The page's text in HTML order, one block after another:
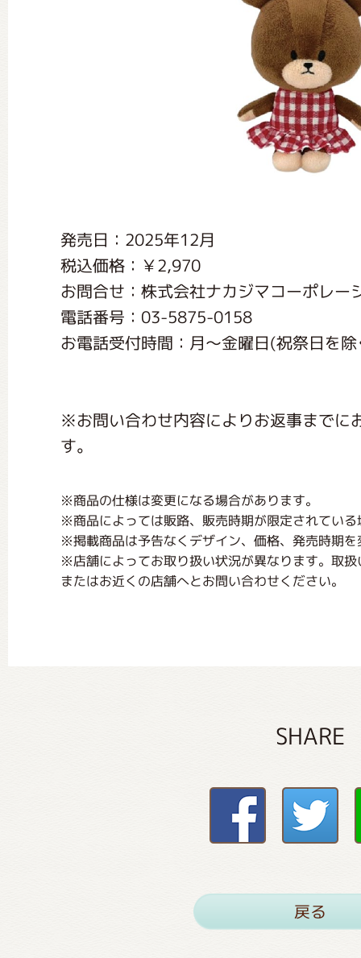
発売日：2025年12月
税込価格：￥2,970
お問合せ：株式会社ナカジマコーポレー
電話番号：03-5875-0158
お電話受付時間：月〜金曜日(祝祭日を
※お問い合わせ内容によりお返事までに
す。
※商品の仕様は変更になる場合があります。
※商品によっては販路、販売時期が限定されてい
※掲載商品は予告なくデザイン、価格、発売時期
※店舗によってお取り扱い状況が異なります。取
またはお近くの店舗へとお問い合わせください。
SHARE
戻る
ミュージカル・コンサート
おたのしみコンテンツ(クイズ・
くまのがっこう しょくいんしつ
くまのがっこう 家庭科部